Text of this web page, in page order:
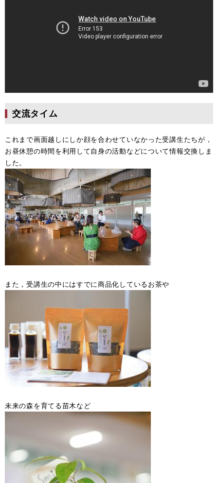
交流タイム
これまで画面越しにしか顔を合わせていなかった受講生たちが，
お昼休憩の時間を利用して自身の活動などについて情報交換しま
した。
また，受講生の中にはすでに商品化しているお茶や
未来の森を育てる苗木など